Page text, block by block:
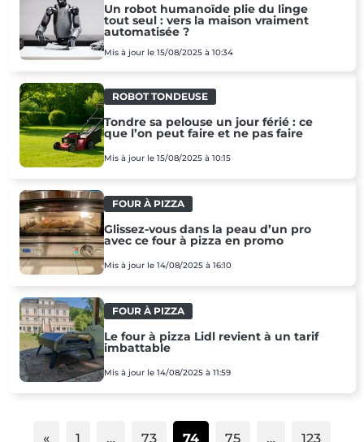
Un robot humanoïde plie du linge
tout seul : vers la maison vraiment
automatisée ?
Mis à jour le 15/08/2025 à 10:34
ROBOT TONDEUSE
Tondre sa pelouse un jour férié : ce
que l’on peut faire et ne pas faire
Mis à jour le 15/08/2025 à 10:15
FOUR À PIZZA
Glissez-vous dans la peau d’un pro
avec ce four à pizza en promo
Mis à jour le 14/08/2025 à 16:10
FOUR À PIZZA
Le four à pizza Lidl revient à un tarif
imbattable
Mis à jour le 14/08/2025 à 11:59
Page
1 … Page
73 Page
74 Page
75 … Page
123